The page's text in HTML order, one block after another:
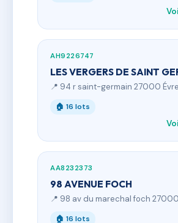
AH9226747
LES VERGERS DE SAINT
📍 94 r saint-germain 27000
🏠 16 lots
AA8232373
98 AVENUE FOCH
📍 98 av du marechal foch
🏠 16 lots